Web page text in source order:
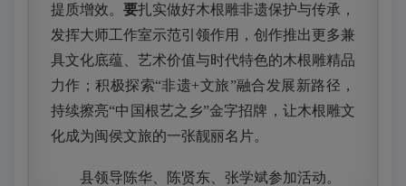
提质增效。 要扎实做好木根雕非遗保护与传承，
发挥大师工作室示范引领作用，创作推出更多兼
具文化底蕴、艺术价值与时代特色的木根雕精品
力作；积极探索“非遗+文旅”融合发展新路径，
持续擦亮“中国根艺之乡”金字招牌，让木根雕文
化成为闽侯文旅的一张靓丽名片。
县领导陈华、陈贤东、张学斌参加活动。